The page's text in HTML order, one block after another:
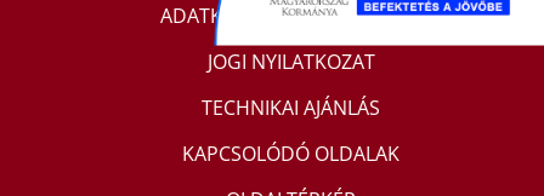
ADATKEZELÉSI TÁJÉKOZTATÓ
JOGI NYILATKOZAT
TECHNIKAI AJÁNLÁS
KAPCSOLÓDÓ OLDALAK